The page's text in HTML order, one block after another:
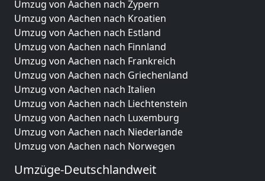
Umzug von Aachen nach Zypern
Umzug von Aachen nach Kroatien
Umzug von Aachen nach Estland
Umzug von Aachen nach Finnland
Umzug von Aachen nach Frankreich
Umzug von Aachen nach Griechenland
Umzug von Aachen nach Italien
Umzug von Aachen nach Liechtenstein
Umzug von Aachen nach Luxemburg
Umzug von Aachen nach Niederlande
Umzug von Aachen nach Norwegen
Umzüge-Deutschlandweit